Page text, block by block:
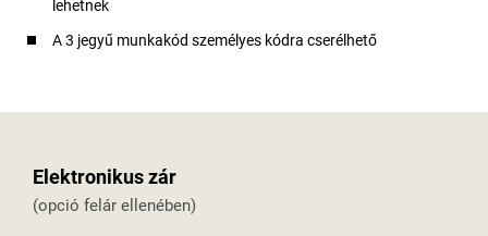
lehetnek
A 3 jegyű munkakód személyes kódra cserélhető
Elektronikus zár
(opció felár ellenében)